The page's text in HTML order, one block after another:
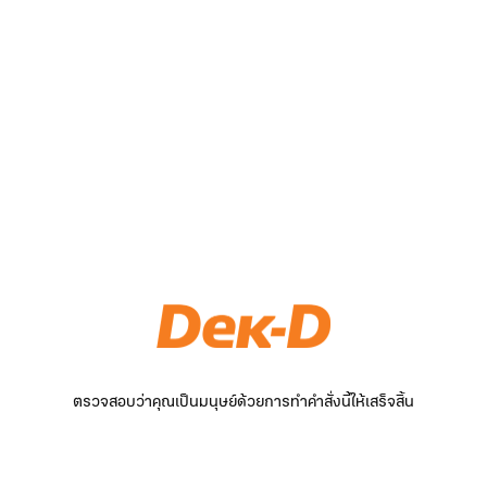
ตรวจสอบว่าคุณเป็นมนุษย์ด้วยการทำคำสั่งนี้ให้เสร็จสิ้น